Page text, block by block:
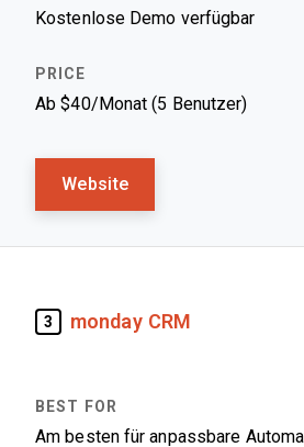
Kostenlose Demo verfügbar
Ab $40/Monat (5 Benutzer)
Website
3 monday CRM
Am besten für anpassbare